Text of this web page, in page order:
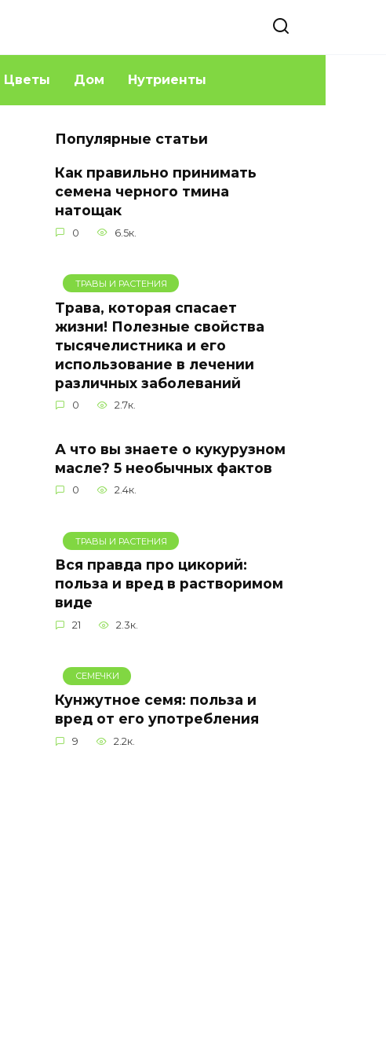
Цветы Дом Нутриенты
Популярные статьи
Как правильно принимать
семена черного тмина
натощак
0 6.5к.
ТРАВЫ И РАСТЕНИЯ
Трава, которая спасает
жизни! Полезные свойства
тысячелистника и его
использование в лечении
различных заболеваний
0 2.7к.
А что вы знаете о кукурузном
масле? 5 необычных фактов
0 2.4к.
ТРАВЫ И РАСТЕНИЯ
Вся правда про цикорий:
польза и вред в растворимом
виде
21 2.3к.
СЕМЕЧКИ
Кунжутное семя: польза и
вред от его употребления
9 2.2к.